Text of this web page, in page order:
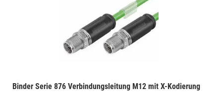
Binder Serie 876 Verbindungsleitung M12 mit X-Kodierung